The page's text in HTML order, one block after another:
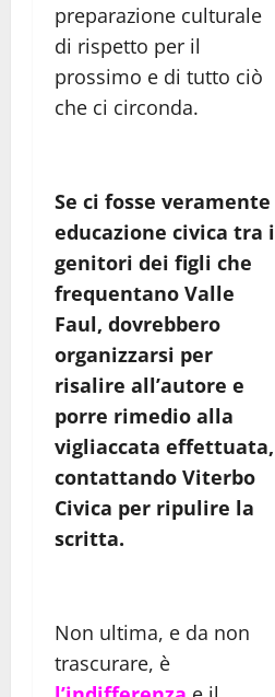
preparazione culturale
di rispetto per il
prossimo e di tutto ciò
che ci circonda.
Se ci fosse veramente
educazione civica tra i
genitori dei figli che
frequentano Valle
Faul, dovrebbero
organizzarsi per
risalire all’autore e
porre rimedio alla
vigliaccata effettuata,
contattando Viterbo
Civica per ripulire la
scritta.
Non ultima, e da non
trascurare, è